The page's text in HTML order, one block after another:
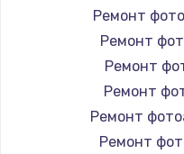
Ремонт
Ремонт
Ремонт
Ремонт
Ремонт
Ремонт